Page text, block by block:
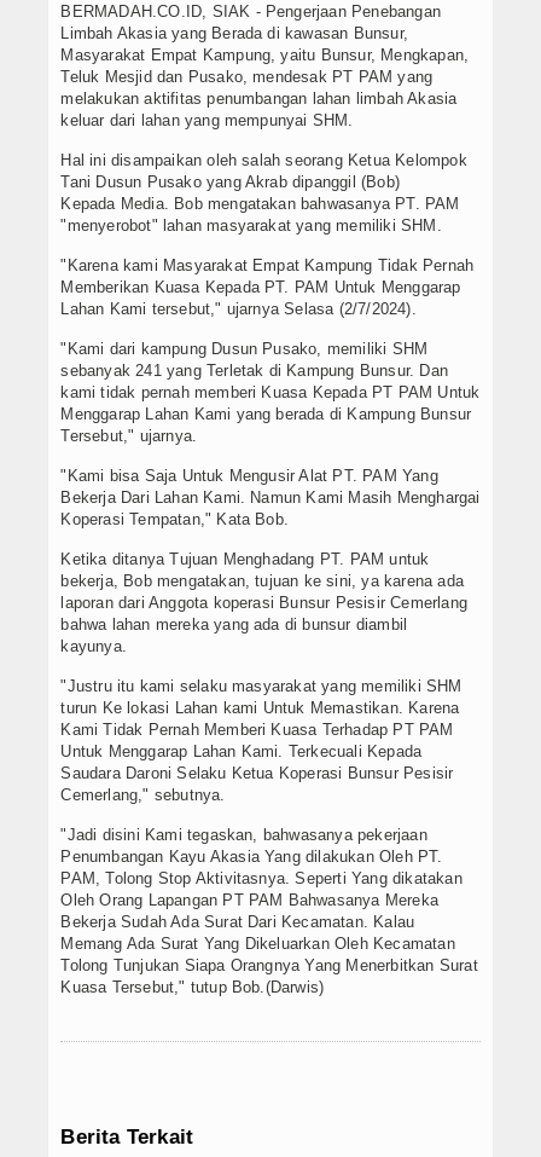
BERMADAH.CO.ID, SIAK - Pengerjaan Penebangan
Limbah Akasia yang Berada di kawasan Bunsur,
Masyarakat Empat Kampung, yaitu Bunsur, Mengkapan,
Teluk Mesjid dan Pusako, mendesak PT PAM yang
melakukan aktifitas penumbangan lahan limbah Akasia
keluar dari lahan yang mempunyai SHM.
Hal ini disampaikan oleh salah seorang Ketua Kelompok
Tani Dusun Pusako yang Akrab dipanggil (Bob)
Kepada Media. Bob mengatakan bahwasanya PT. PAM
"menyerobot" lahan masyarakat yang memiliki SHM.
"Karena kami Masyarakat Empat Kampung Tidak Pernah
Memberikan Kuasa Kepada PT. PAM Untuk Menggarap
Lahan Kami tersebut," ujarnya Selasa (2/7/2024).
"Kami dari kampung Dusun Pusako, memiliki SHM
sebanyak 241 yang Terletak di Kampung Bunsur. Dan
kami tidak pernah memberi Kuasa Kepada PT PAM Untuk
Menggarap Lahan Kami yang berada di Kampung Bunsur
Tersebut," ujarnya.
"Kami bisa Saja Untuk Mengusir Alat PT. PAM Yang
Bekerja Dari Lahan Kami. Namun Kami Masih Menghargai
Koperasi Tempatan," Kata Bob.
Ketika ditanya Tujuan Menghadang PT. PAM untuk
bekerja, Bob mengatakan, tujuan ke sini, ya karena ada
laporan dari Anggota koperasi Bunsur Pesisir Cemerlang
bahwa lahan mereka yang ada di bunsur diambil
kayunya.
"Justru itu kami selaku masyarakat yang memiliki SHM
turun Ke lokasi Lahan kami Untuk Memastikan. Karena
Kami Tidak Pernah Memberi Kuasa Terhadap PT PAM
Untuk Menggarap Lahan Kami. Terkecuali Kepada
Saudara Daroni Selaku Ketua Koperasi Bunsur Pesisir
Cemerlang," sebutnya.
"Jadi disini Kami tegaskan, bahwasanya pekerjaan
Penumbangan Kayu Akasia Yang dilakukan Oleh PT.
PAM, Tolong Stop Aktivitasnya. Seperti Yang dikatakan
Oleh Orang Lapangan PT PAM Bahwasanya Mereka
Bekerja Sudah Ada Surat Dari Kecamatan. Kalau
Memang Ada Surat Yang Dikeluarkan Oleh Kecamatan
Tolong Tunjukan Siapa Orangnya Yang Menerbitkan Surat
Kuasa Tersebut," tutup Bob.(Darwis)
Berita Terkait